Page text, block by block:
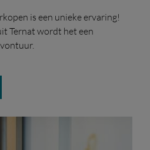
is een unieke ervaring!
Ternat wordt het een